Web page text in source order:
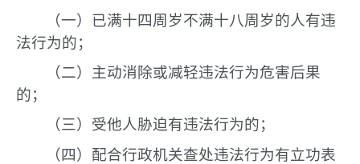
（一）已满十四周岁不满十八周岁的人有违
法行为的；
（二）主动消除或减轻违法行为危害后果
的；
（三）受他人胁迫有违法行为的；
（四）配合行政机关查处违法行为有立功表